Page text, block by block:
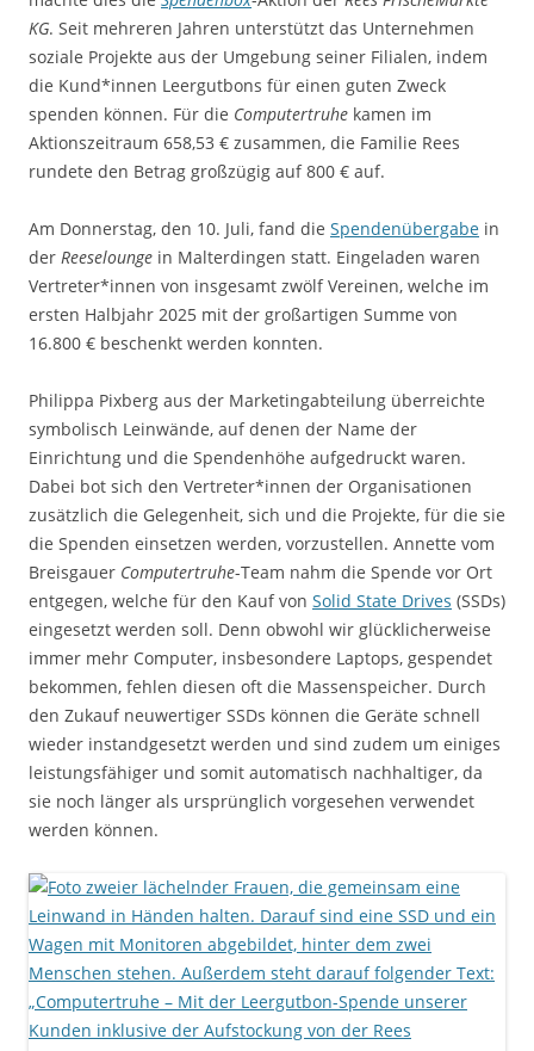
KG. Seit mehreren Jahren unterstützt das Unternehmen
soziale Projekte aus der Umgebung seiner Filialen, indem
die Kund*innen Leergutbons für einen guten Zweck
spenden können. Für die Computertruhe kamen im
Aktionszeitraum 658,53 € zusammen, die Familie Rees
rundete den Betrag großzügig auf 800 € auf.
Am Donnerstag, den 10. Juli, fand die Spendenübergabe in
der Reeselounge in Malterdingen statt. Eingeladen waren
Vertreter*innen von insgesamt zwölf Vereinen, welche im
ersten Halbjahr 2025 mit der großartigen Summe von
16.800 € beschenkt werden konnten.
Philippa Pixberg aus der Marketingabteilung überreichte
symbolisch Leinwände, auf denen der Name der
Einrichtung und die Spendenhöhe aufgedruckt waren.
Dabei bot sich den Vertreter*innen der Organisationen
zusätzlich die Gelegenheit, sich und die Projekte, für die sie
die Spenden einsetzen werden, vorzustellen. Annette vom
Breisgauer Computertruhe-Team nahm die Spende vor Ort
entgegen, welche für den Kauf von Solid State Drives (SSDs)
eingesetzt werden soll. Denn obwohl wir glücklicherweise
immer mehr Computer, insbesondere Laptops, gespendet
bekommen, fehlen diesen oft die Massenspeicher. Durch
den Zukauf neuwertiger SSDs können die Geräte schnell
wieder instandgesetzt werden und sind zudem um einiges
leistungsfähiger und somit automatisch nachhaltiger, da
sie noch länger als ursprünglich vorgesehen verwendet
werden können.